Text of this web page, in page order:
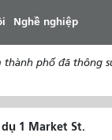
Nghề nghiệp
thành phố đã